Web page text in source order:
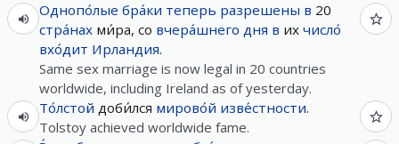
Однопо́лые бра́ки теперь разрешены в 20
стра́нах ми́ра, со вчера́шнего дня в их число́
вхо́дит Ирландия.
Same sex marriage is now legal in 20 countries
worldwide, including Ireland as of yesterday.
То́лстой доби́лся мирово́й изве́стности.
Tolstoy achieved worldwide fame.